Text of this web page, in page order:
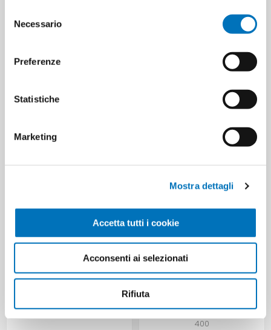
delNecessario
Preferenze
Statistiche
Marketing
Mostra dettagli
Accetta tutti i cookie
Acconsenti ai selezionati
Rifiuta
TOILETTE SPRAY ASSORTITI 50
ML - 50 PEZZI
MASK
BAGNETTO DELICATISSIMO ML
400